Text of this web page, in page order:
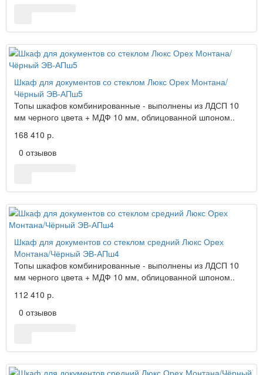
Шкаф для документов со стеклом Люкс Орех Монтана/
Чёрный ЭВ-АПш5
Топы шкафов комбинированные - выполнены из ЛДСП 10
мм черного цвета + МДФ 10 мм, облицованной шпоном..
168 410 р.
0 отзывов
Шкаф для документов со стеклом средний Люкс Орех
Монтана/Чёрный ЭВ-АПш4
Топы шкафов комбинированные - выполнены из ЛДСП 10
мм черного цвета + МДФ 10 мм, облицованной шпоном..
112 410 р.
0 отзывов